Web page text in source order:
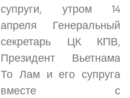
супруги, утром 14
апреля Генеральный
секретарь ЦК КПВ,
Президент Вьетнама
То Лам и его супруга
вместе с